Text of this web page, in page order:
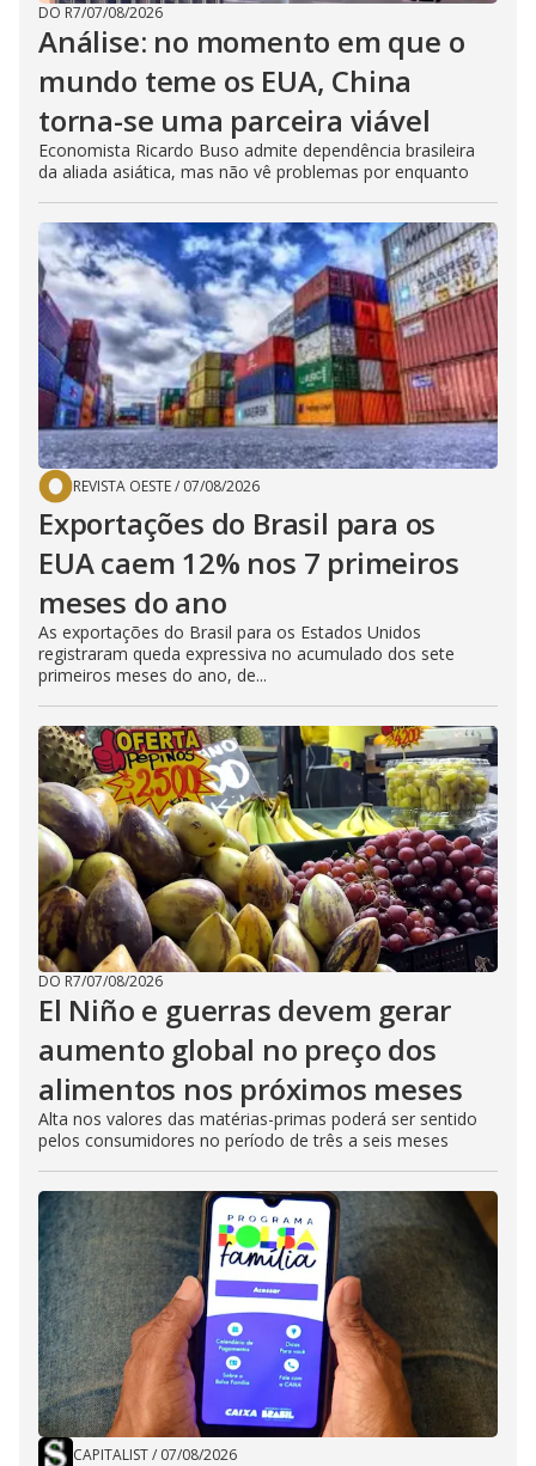
DO R7/07/08/2026
Análise: no momento em que o
mundo teme os EUA, China
torna-se uma parceira viável
Economista Ricardo Buso admite dependência brasileira
da aliada asiática, mas não vê problemas por enquanto
REVISTA OESTE/ 07/08/2026
Exportações do Brasil para os
EUA caem 12% nos 7 primeiros
meses do ano
As exportações do Brasil para os Estados Unidos
registraram queda expressiva no acumulado dos sete
primeiros meses do ano, de...
DO R7/07/08/2026
El Niño e guerras devem gerar
aumento global no preço dos
alimentos nos próximos meses
Alta nos valores das matérias-primas poderá ser sentido
pelos consumidores no período de três a seis meses
CAPITALIST/ 07/08/2026